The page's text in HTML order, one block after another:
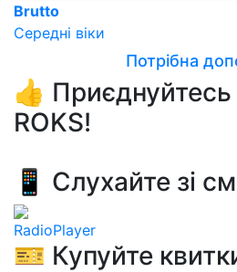
Brutto
Середнi вiки
Потрібна
👍
ROKS!
📱 Слухайте зі
RadioPlayer
🎫 Купуйте